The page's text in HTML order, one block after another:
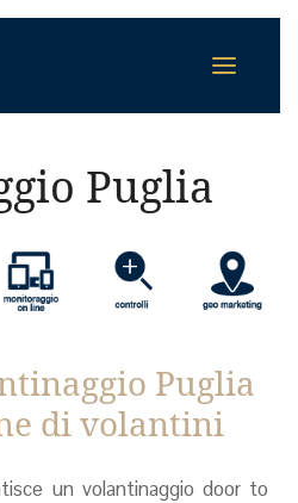
Puglia
Puglia
di volantini
un volantinaggio door to